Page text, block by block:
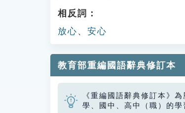
相反詞：
放心 、 安心
教育部重編國語辭典修訂本
《重編國語辭典修訂本》
學、國中、高中（職）的